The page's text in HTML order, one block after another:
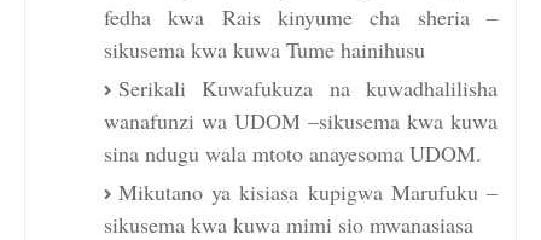
fedha kwa Rais kinyume cha sheria –
sikusema kwa kuwa Tume hainihusu
Serikali Kuwafukuza na kuwadhalilisha
wanafunzi wa UDOM –sikusema kwa kuwa
sina ndugu wala mtoto anayesoma UDOM.
Mikutano ya kisiasa kupigwa Marufuku –
sikusema kwa kuwa mimi sio mwanasiasa